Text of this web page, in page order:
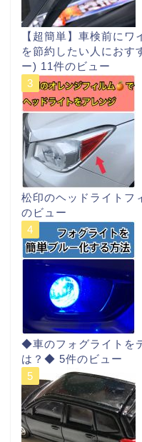
【超簡単】車検前に
を節約したい人におす
ー) 11件のビュー
松印のヘッドライトフ
のビュー
◆車のフォグライトを
は？◆ 5件のビュー